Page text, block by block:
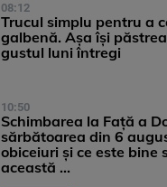
08:12
Trucul simplu pentru a
galbenă. Așa își
gustul luni întregi
10:50
Schimbarea la Față a
sărbătoarea din 6
obiceiuri și ce este bine
această ...